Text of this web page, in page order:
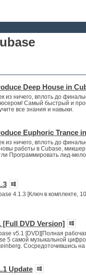
Deep House in
из ничего, вплоть до
Самый быстрый и
все знания и навыки.
Euphoric Trance
из ничего, вплоть до
работы в Cubase,
Программировать лид-
4.1.3 [Ключ в комплекте,
[Full DVD Version]
v5.1 [DVD][Полная
5 самой музыкальной
Сосредоточившись
Update